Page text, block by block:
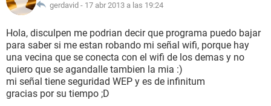
gerdavid - 17 abr 2013 a las 19:24
Hola, disculpen me podrian decir que programa puedo bajar
para saber si me estan robando mi señal wifi, porque hay
una vecina que se conecta con el wifi de los demas y no
quiero que se agandalle tambien la mia :)
mi señal tiene seguridad WEP y es de infinitum
gracias por su tiempo ;D